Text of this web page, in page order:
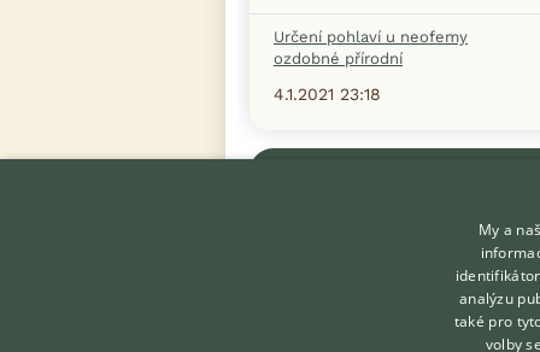
Určení pohlaví u neofemy
ozdobné přírodní
4.1.2021 23:18
KONTAKT DO REDAKCE
My a
analýzu
také pro
volby